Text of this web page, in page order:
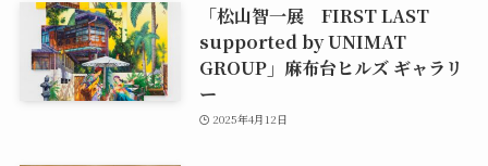
「松山智一展 FIRST LAST
supported by UNIMAT
GROUP」麻布台ヒルズ ギャラリ
ー
2025年4月12日